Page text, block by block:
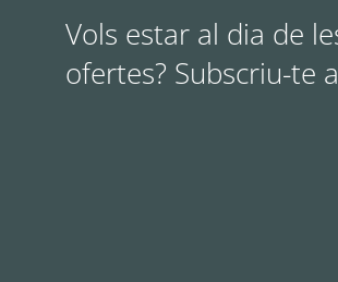
Vols estar al dia de
ofertes? Subscriu-te